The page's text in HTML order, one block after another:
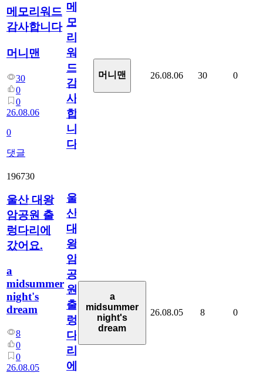
메모리워드
감사합니다
머니맨
30
0
0
26.08.06
0
댓글
메
모
리
워
드
감
사
합
니
다
머니맨 26.08.06 30 0
196730
울산 대왕
암공원 출
렁다리에
갔어요.
a
midsummer
night's
dream
8
0
0
26.08.05
울
산
대
왕
암
공
원
출
렁
다
리
에
a
midsummer
night's
dream
26.08.05 8 0